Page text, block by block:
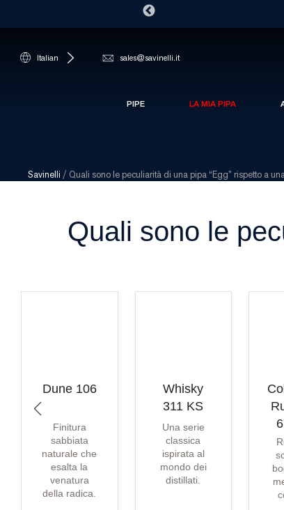
Italian sales@savinelli.it
PIPE LA MIA PIPA
Savinelli / Quali sono le peculiarità di una pipa “Egg” rispetto a
Quali sono le
Dune 106
Finitura
sabbiata
naturale che
esalta la
venatura
della radica.
Whisky
311 KS
Una serie
classica
ispirata al
mondo dei
distillati.